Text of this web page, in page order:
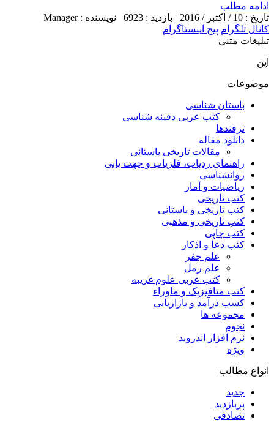
ادامه مطلب
تاریخ : 10 / اکتبر / 2016
بازدید : 6923
نویسنده : Manager
کانال تلگرام پیج اینستاگرام
تبلیغات متنی
این
موضوعات
باستان شناسی
کتب عربی دفینه شناسی
ترفندها
دانلود مقاله
مقالات تاریخی باستانی
راهنمای ردیاب، فلزیاب و جهت یابی
روانشناسی
ریاضیات و آمار
کتب تاریخی
کتب تاریخی و باستانی
کتب تاریخی و مذهبی
کتب چاپی
کتب دعا و اذکار
علم جفر
علم رمل
کتب عربی علوم غریبه
کتب متافیزیک و ماوراء
کسب درآمد و بازاریابی
مجموعه ها
نجوم
نرم افزار اندروید
ویژه
انواع مطالب
جدید
پربازدید
تصادفی